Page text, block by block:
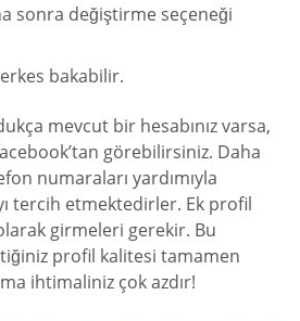
sonra değiştirme seçeneği
bakabilir.
mevcut bir hesabınız varsa,
görebilirsiniz. Daha
numaraları yardımıyla
tercih etmektedirler. Ek profil
girmeleri gerekir. Bu
profil kalitesi tamamen
ihtimaliniz çok azdır!